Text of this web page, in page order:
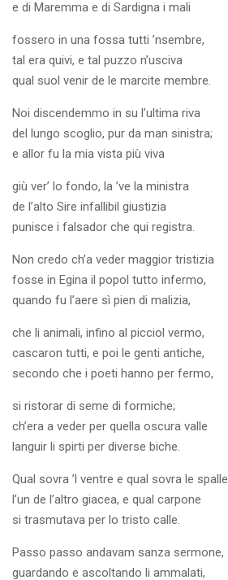
e di Maremma e di Sardigna i mali
fossero in una fossa tutti ’nsembre,
tal era quivi, e tal puzzo n’usciva
qual suol venir de le marcite membre.
Noi discendemmo in su l’ultima riva
del lungo scoglio, pur da man sinistra;
e allor fu la mia vista più viva
giù ver’ lo fondo, la ’ve la ministra
de l’alto Sire infallibil giustizia
punisce i falsador che qui registra.
Non credo ch’a veder maggior tristizia
fosse in Egina il popol tutto infermo,
quando fu l’aere sì pien di malizia,
che li animali, infino al picciol vermo,
cascaron tutti, e poi le genti antiche,
secondo che i poeti hanno per fermo,
si ristorar di seme di formiche;
ch’era a veder per quella oscura valle
languir li spirti per diverse biche.
Qual sovra ’l ventre e qual sovra le spalle
l’un de l’altro giacea, e qual carpone
si trasmutava per lo tristo calle.
Passo passo andavam sanza sermone,
guardando e ascoltando li ammalati,